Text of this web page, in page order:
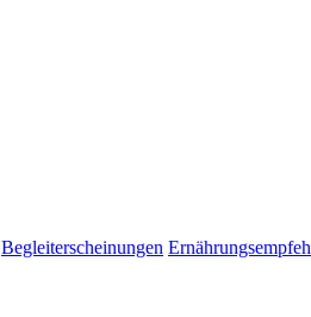
Begleiterscheinungen